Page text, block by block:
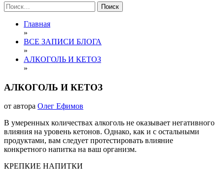
Найти:
Главная
»
ВСЕ ЗАПИСИ БЛОГА
»
АЛКОГОЛЬ И КЕТОЗ
»
ВСЕ
БЛОГА&
ЗДОРОВЬЕ
И
СПОРТ
АЛКОГОЛЬ И КЕТОЗ
05.07.202001.08.2020
от автора Олег Ефимов
В умеренных количествах алкоголь не оказывает негативного
влияния на уровень кетонов. Однако, как и с остальными
продуктами, вам следует протестировать влияние
конкретного напитка на ваш организм.
КРЕПКИЕ НАПИТКИ